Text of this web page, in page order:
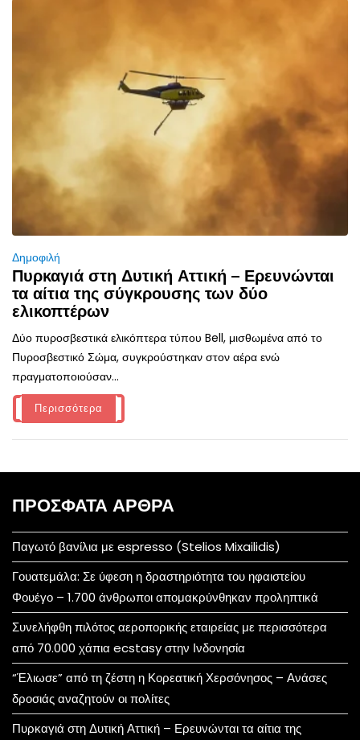
Δημοφιλή
Πυρκαγιά στη Δυτική Αττική – Ερευνώνται
τα αίτια της σύγκρουσης των δύο
ελικοπτέρων
Δύο πυροσβεστικά ελικόπτερα τύπου Bell, μισθωμένα από το
Πυροσβεστικό Σώμα, συγκρούστηκαν στον αέρα ενώ
πραγματοποιούσαν...
Περισσότερα
ΠΡΌΣΦΑΤΑ ΆΡΘΡΑ
Παγωτό βανίλια με espresso (Stelios Mixailidis)
Γουατεμάλα: Σε ύφεση η δραστηριότητα του ηφαιστείου
Φουέγο – 1.700 άνθρωποι απομακρύνθηκαν προληπτικά
Συνελήφθη πιλότος αεροπορικής εταιρείας με περισσότερα
από 70.000 χάπια ecstasy στην Ινδονησία
“Έλιωσε” από τη ζέστη η Κορεατική Χερσόνησος – Ανάσες
δροσιάς αναζητούν οι πολίτες
Πυρκαγιά στη Δυτική Αττική – Ερευνώνται τα αίτια της